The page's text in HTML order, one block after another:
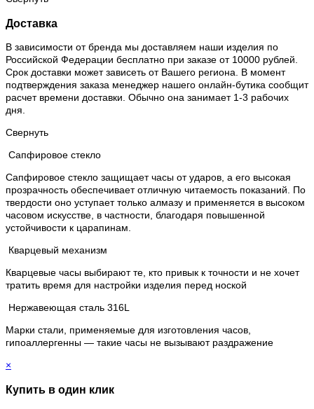
Доставка
В зависимости от бренда мы доставляем наши изделия по
Российской Федерации бесплатно при заказе от 10000 рублей.
Срок доставки может зависеть от Вашего региона. В момент
подтверждения заказа менеджер нашего онлайн-бутика сообщит
расчет времени доставки. Обычно она занимает 1-3 рабочих
дня.
Свернуть
Сапфировое стекло
Сапфировое стекло защищает часы от ударов, а его высокая
прозрачность обеспечивает отличную читаемость показаний. По
твердости оно уступает только алмазу и применяется в высоком
часовом искусстве, в частности, благодаря повышенной
устойчивости к царапинам.
Кварцевый механизм
Кварцевые часы выбирают те, кто привык к точности и не хочет
тратить время для настройки изделия перед ноской
Нержавеющая сталь 316L
Марки стали, применяемые для изготовления часов,
гипоаллергенны — такие часы не вызывают раздражение
×
Купить в один клик